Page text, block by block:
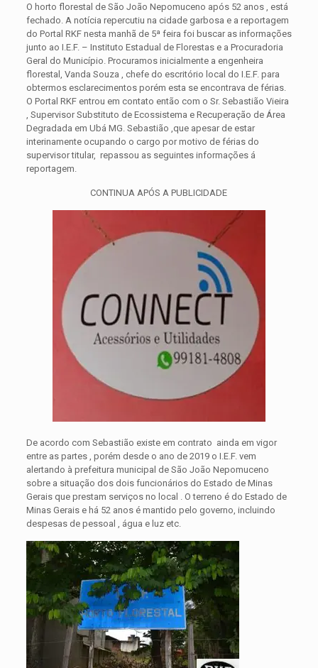
O horto florestal de São João Nepomuceno após 52 anos , está
fechado. A notícia repercutiu na cidade garbosa e a reportagem
do Portal RKF nesta manhã de 5ª feira foi buscar as informações
junto ao I.E.F. – Instituto Estadual de Florestas e a Procuradoria
Geral do Município. Procuramos inicialmente a engenheira
florestal, Vanda Souza , chefe do escritório local do I.E.F. para
obtermos esclarecimentos porém esta se encontrava de férias.
O Portal RKF entrou em contato então com o Sr. Sebastião Vieira
, Supervisor Substituto de Ecossistema e Recuperação de Área
Degradada em Ubá MG. Sebastião ,que apesar de estar
interinamente ocupando o cargo por motivo de férias do
supervisor titular, repassou as seguintes informações á
reportagem.
CONTINUA APÓS A PUBLICIDADE
De acordo com Sebastião existe em contrato ainda em vigor
entre as partes , porém desde o ano de 2019 o I.E.F. vem
alertando à prefeitura municipal de São João Nepomuceno
sobre a situação dos dois funcionários do Estado de Minas
Gerais que prestam serviços no local . O terreno é do Estado de
Minas Gerais e há 52 anos é mantido pelo governo, incluindo
despesas de pessoal , água e luz etc.